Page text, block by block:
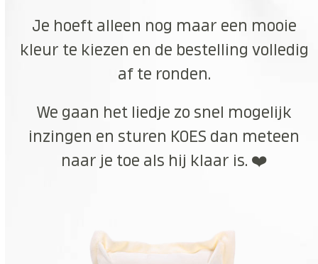
Je hoeft alleen nog maar een mooie
kleur te kiezen en de bestelling volledig
af te ronden.
We gaan het liedje zo snel mogelijk
inzingen en sturen KOES dan meteen
naar je toe als hij klaar is. ❤️